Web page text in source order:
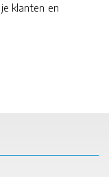
klanten en